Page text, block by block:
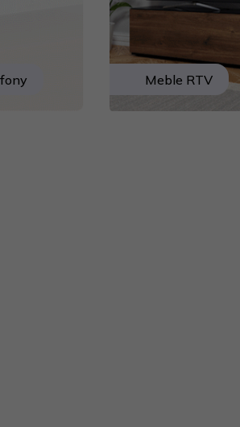
Meble RTV